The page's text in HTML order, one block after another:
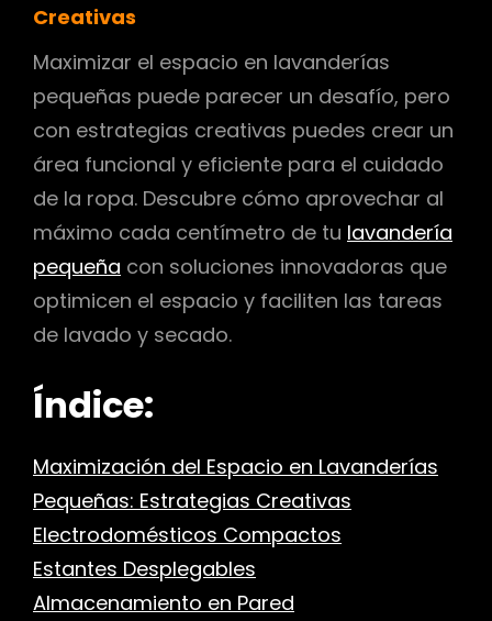
Creativas
Maximizar el espacio en lavanderías
pequeñas puede parecer un desafío, pero
con estrategias creativas puedes crear un
área funcional y eficiente para el cuidado
de la ropa. Descubre cómo aprovechar al
máximo cada centímetro de tu lavandería
pequeña con soluciones innovadoras que
optimicen el espacio y faciliten las tareas
de lavado y secado.
Índice:
Maximización del Espacio en Lavanderías
Pequeñas: Estrategias Creativas
Electrodomésticos Compactos
Estantes Desplegables
Almacenamiento en Pared